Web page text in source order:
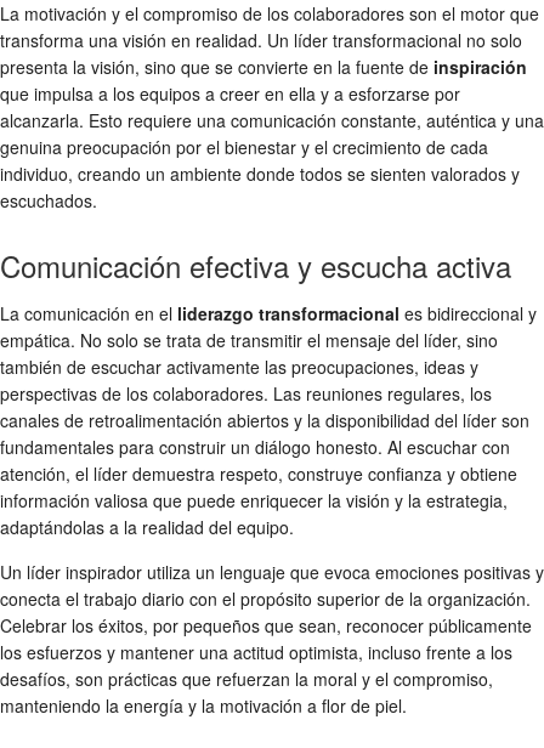
La motivación y el compromiso de los colaboradores son el motor que
transforma una visión en realidad. Un líder transformacional no solo
presenta la visión, sino que se convierte en la fuente de inspiración
que impulsa a los equipos a creer en ella y a esforzarse por
alcanzarla. Esto requiere una comunicación constante, auténtica y una
genuina preocupación por el bienestar y el crecimiento de cada
individuo, creando un ambiente donde todos se sienten valorados y
escuchados.
Comunicación efectiva y escucha activa
La comunicación en el liderazgo transformacional es bidireccional y
empática. No solo se trata de transmitir el mensaje del líder, sino
también de escuchar activamente las preocupaciones, ideas y
perspectivas de los colaboradores. Las reuniones regulares, los
canales de retroalimentación abiertos y la disponibilidad del líder son
fundamentales para construir un diálogo honesto. Al escuchar con
atención, el líder demuestra respeto, construye confianza y obtiene
información valiosa que puede enriquecer la visión y la estrategia,
adaptándolas a la realidad del equipo.
Un líder inspirador utiliza un lenguaje que evoca emociones positivas y
conecta el trabajo diario con el propósito superior de la organización.
Celebrar los éxitos, por pequeños que sean, reconocer públicamente
los esfuerzos y mantener una actitud optimista, incluso frente a los
desafíos, son prácticas que refuerzan la moral y el compromiso,
manteniendo la energía y la motivación a flor de piel.